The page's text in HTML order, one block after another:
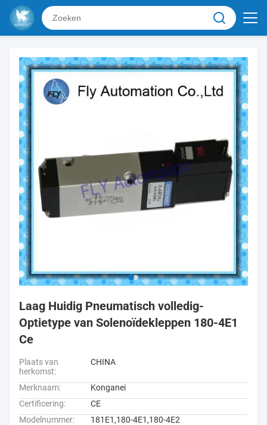
Laag Huidig Pneumatisch volledig-
Optietype van Solenoïdekleppen 180-4E1
Ce
Plaats van
herkomst:
CHINA
Merknaam:
Konganei
Certificering:
CE
Modelnummer:
181E1,180-4E1,180-4E2